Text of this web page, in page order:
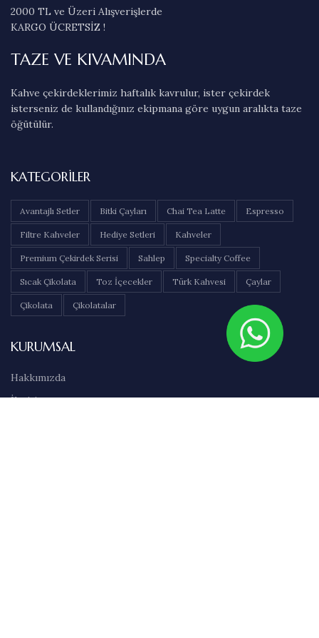
2000 TL ve Üzeri Alışverişlerde
KARGO ÜCRETSİZ !
TAZE VE KIVAMINDA
Kahve çekirdeklerimiz haftalık kavrulur, ister çekirdek
isterseniz de kullandığınız ekipmana göre uygun aralıkta taze
öğütülür.
KATEGORILER
Avantajlı Setler Bitki Çayları Chai Tea Latte Espresso
Filtre Kahveler Hediye Setleri Kahveler
Premium Çekirdek Serisi Sahlep Specialty Coffee
Sıcak Çikolata Toz İçecekler Türk Kahvesi Çaylar
Çikolata Çikolatalar
KURUMSAL
Hakkımızda
İletişim